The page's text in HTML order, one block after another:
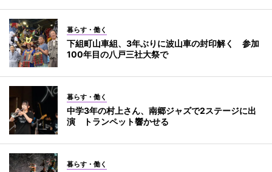
暮らす・働く
下組町山車組、3年ぶりに波山車の封印解く 参加
100年目の八戸三社大祭で
暮らす・働く
中学3年の村上さん、南郷ジャズで2ステージに出
演 トランペット響かせる
暮らす・働く